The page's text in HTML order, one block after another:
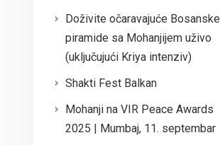
Doživite očaravajuće Bosanske
piramide sa Mohanjijem uživo
(uključujući Kriya intenziv)
Shakti Fest Balkan
Mohanji na VIR Peace Awards
2025 | Mumbaj, 11. septembar